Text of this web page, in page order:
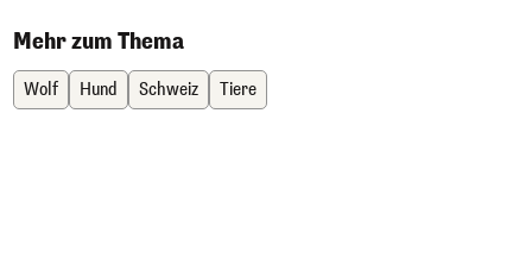
Mehr zum Thema
Wolf Hund Schweiz Tiere